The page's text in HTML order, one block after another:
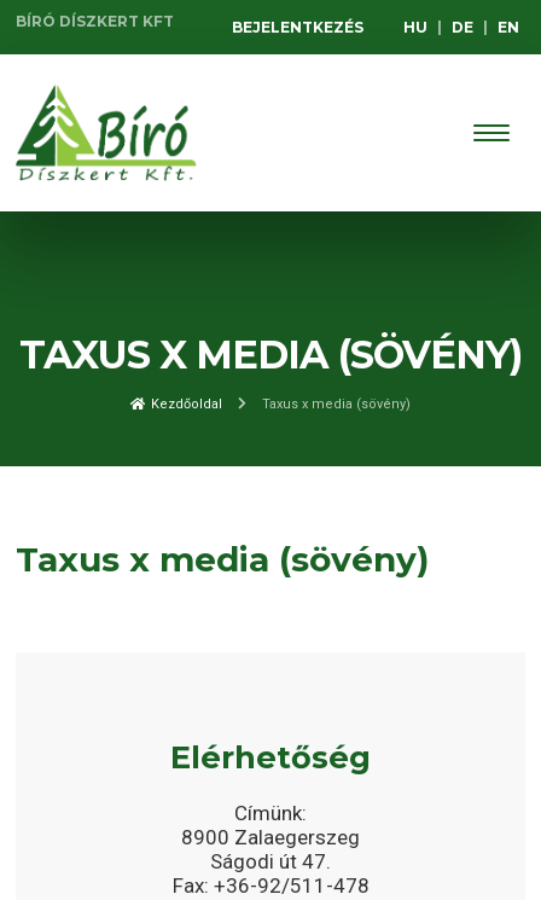
BÍRÓ DÍSZKERT KFT BEJELENTKEZÉS HU DE EN
TAXUS X MEDIA (SÖVÉNY)
Kezdőoldal Taxus x media (sövény)
Taxus x media (sövény)
Elérhetőség
Címünk:
8900 Zalaegerszeg
Ságodi út 47.
Fax: +36-92/511-478